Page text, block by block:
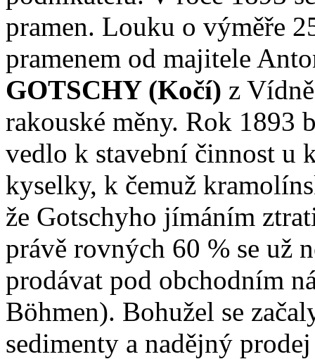
pramen. Louku o výměře
pramenem od majitele
GOTSCHY (Kočí) z
rakouské měny. Rok 1893
vedlo k stavební činnost u
kyselky, k čemuž
že Gotschyho jímáním
právě rovných 60 % se už
prodávat pod obchodním
Böhmen). Bohužel se
sedimenty a nadějný